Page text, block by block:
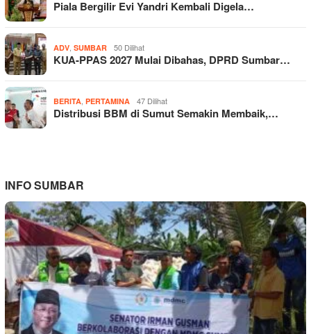
Piala Bergilir Evi Yandri Kembali Digela…
ADV SUMBAR 50 Dilihat
KUA-PPAS 2027 Mulai Dibahas, DPRD Sumbar…
BERITA PERTAMINA 47 Dilihat
Distribusi BBM di Sumut Semakin Membaik,…
INFO SUMBAR